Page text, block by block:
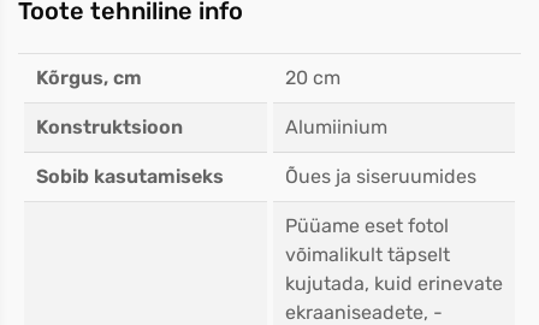
Toote tehniline info
Kõrgus, cm 20 cm
Konstruktsioon Alumiinium
Sobib kasutamiseks Õues ja siseruumides
Püüame eset fotol
võimalikult täpselt
kujutada, kuid erinevate
ekraaniseadete, -